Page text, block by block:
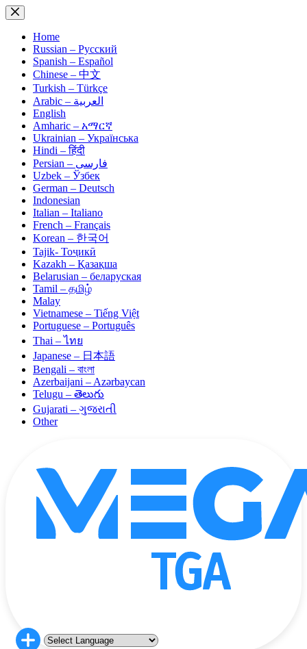
Skip
to
contentHome
Russian – Русский
Spanish – Español
Chinese – 中文
Turkish – Türkçe
Arabic – العربية
English
Amharic – አማርኛ
Ukrainian – Українська
Hindi – हिंदी
Persian – فارسی
Uzbek – Ўзбек
German – Deutsch
Indonesian
Italian – Italiano
French – Français
Korean – 한국어
Tajik- Тоҷикӣ
Kazakh – Қазақша
Belarusian – беларуская
Tamil – தமிழ்
Malay
Vietnamese – Tiếng Việt
Portuguese – Português
Thai – ไทย
Japanese – 日本語
Bengali – বাংলা
Azerbaijani – Azərbaycan
Telugu – తెలుగు
Gujarati – ગુજરાતી
Other